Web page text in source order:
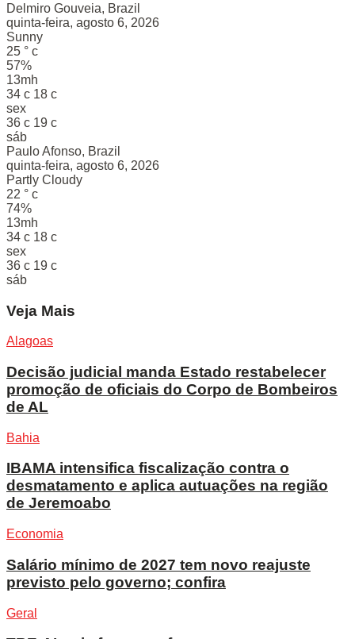
Delmiro Gouveia, Brazil
quinta-feira, agosto 6, 2026
Sunny
25 ° c
57%
13mh
34 c 18 c
sex
36 c 19 c
sáb
Paulo Afonso, Brazil
quinta-feira, agosto 6, 2026
Partly Cloudy
22 ° c
74%
13mh
34 c 18 c
sex
36 c 19 c
sáb
Veja Mais
Alagoas
Decisão judicial manda Estado restabelecer
promoção de oficiais do Corpo de Bombeiros
de AL
Bahia
IBAMA intensifica fiscalização contra o
desmatamento e aplica autuações na região
de Jeremoabo
Economia
Salário mínimo de 2027 tem novo reajuste
previsto pelo governo; confira
Geral